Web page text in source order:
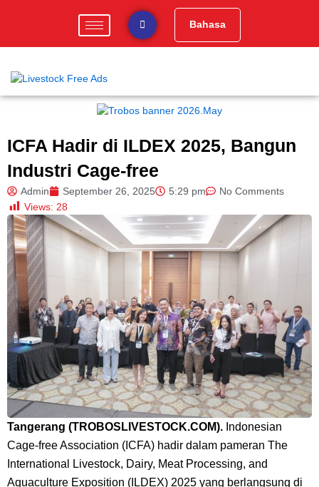
Bahasa
ICFA Hadir di ILDEX 2025, Bangun
Industri Cage-free
Admin September 26, 2025 5:29 pm
No Comments
Views: 28
Tangerang (TROBOSLIVESTOCK.COM). Indonesian
Cage-free Association (ICFA) hadir dalam pameran The
International Livestock, Dairy, Meat Processing, and
Aquaculture Exposition (ILDEX) 2025 yang berlangsung di